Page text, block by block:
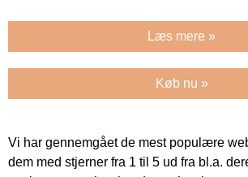
Læs mere »
Køb nu »
Vi har gennemgået de mest populære
dem med stjerner fra 1 til 5 ud fra bl.a.